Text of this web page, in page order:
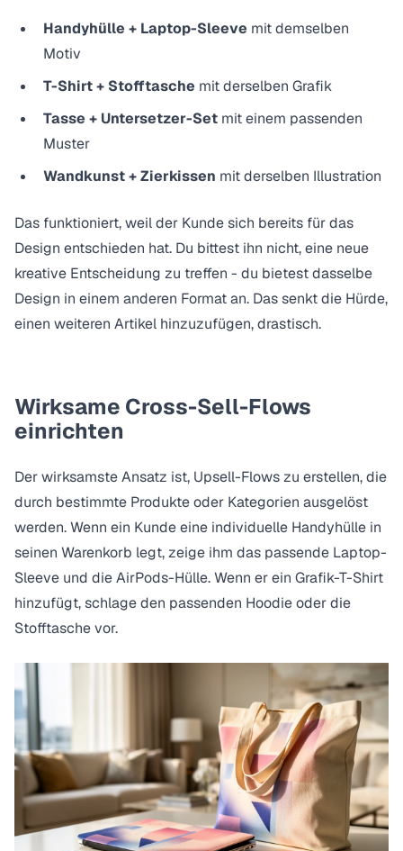
Handyhülle + Laptop-Sleeve mit demselben
Motiv
T-Shirt + Stofftasche mit derselben Grafik
Tasse + Untersetzer-Set mit einem passenden
Muster
Wandkunst + Zierkissen mit derselben Illustration
Das funktioniert, weil der Kunde sich bereits für das
Design entschieden hat. Du bittest ihn nicht, eine neue
kreative Entscheidung zu treffen - du bietest dasselbe
Design in einem anderen Format an. Das senkt die Hürde,
einen weiteren Artikel hinzuzufügen, drastisch.
Wirksame Cross-Sell-Flows
einrichten
Der wirksamste Ansatz ist, Upsell-Flows zu erstellen, die
durch bestimmte Produkte oder Kategorien ausgelöst
werden. Wenn ein Kunde eine individuelle Handyhülle in
seinen Warenkorb legt, zeige ihm das passende Laptop-
Sleeve und die AirPods-Hülle. Wenn er ein Grafik-T-Shirt
hinzufügt, schlage den passenden Hoodie oder die
Stofftasche vor.